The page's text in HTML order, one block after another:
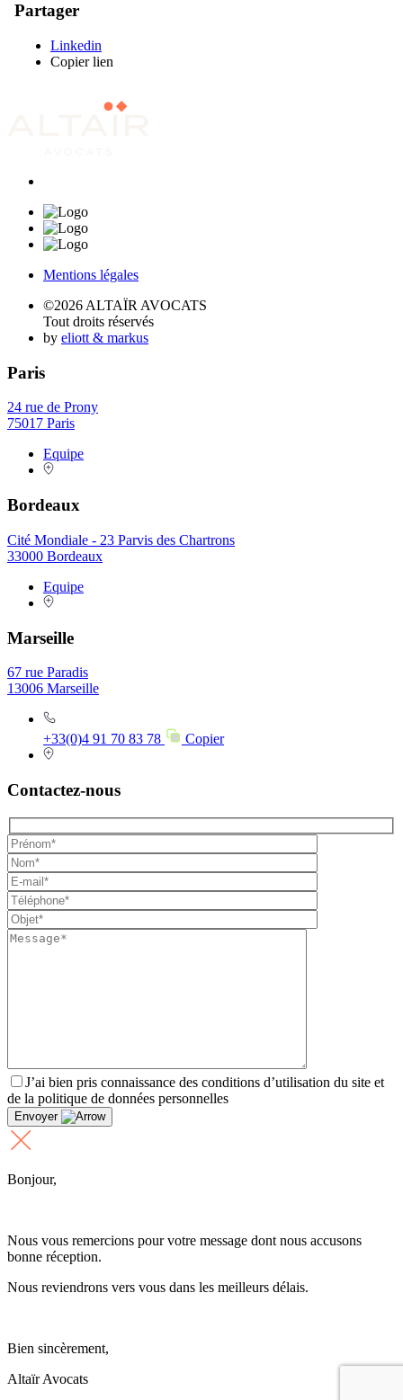
Partager
Linkedin
Copier lien
Mentions légales
©2026 ALTAÏR AVOCATS
Tout droits réservés
by eliott & markus
Paris
24 rue de Prony
75017 Paris
Equipe
Bordeaux
Cité Mondiale - 23 Parvis des Chartrons
33000 Bordeaux
Equipe
Marseille
67 rue Paradis
13006 Marseille
+33(0)4 91 70 83 78 Copier
Contactez-nous
J’ai bien pris connaissance des conditions d’utilisation du site et
de la politique de données personnelles
Envoyer
Bonjour,
Nous vous remercions pour votre message dont nous accusons
bonne réception.
Nous reviendrons vers vous dans les meilleurs délais.
Bien sincèrement,
Altaïr Avocats